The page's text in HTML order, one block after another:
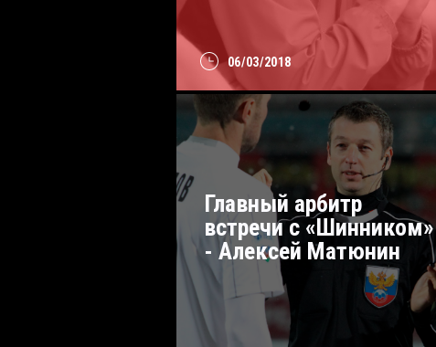
06/03/2018
Главный арбитр
встречи с «Шинником»
- Алексей Матюнин